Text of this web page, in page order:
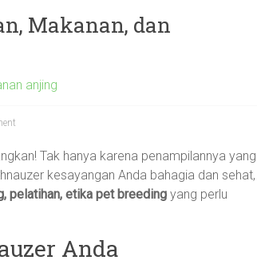
Makanan, dan
anjing
Tak hanya karena penampilannya yang
kesayangan Anda bahagia dan sehat,
pelatihan, etika pet breeding yang perlu
Anda